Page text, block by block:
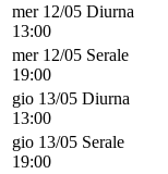
mer 12/05 Diurna
13:00
mer 12/05 Serale
19:00
gio 13/05 Diurna
13:00
gio 13/05 Serale
19:00